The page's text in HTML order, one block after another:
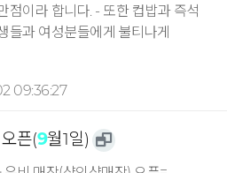
점이라 합니다. - 또한 컵밥과 즉석
들과 여성분들에게 불티나게
09:36:27
픈(9월1일)